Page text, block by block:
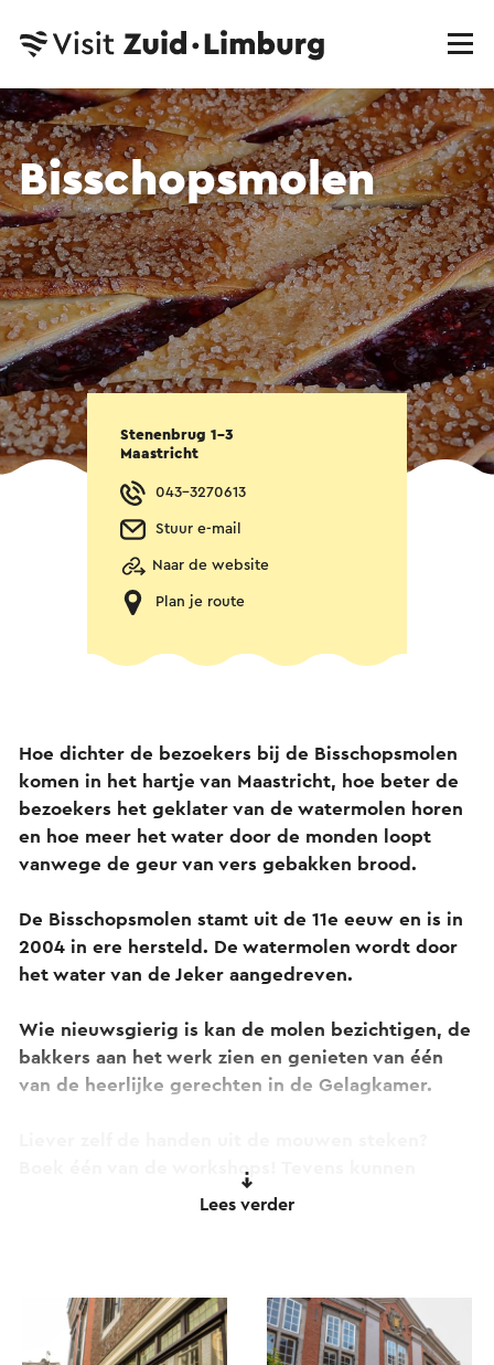
Bisschopsmolen
Stenenbrug 1-3
Maastricht
043-3270613
Stuur e-mail
Naar de website
Plan je route
Hoe dichter de bezoekers bij de Bisschopsmolen
komen in het hartje van Maastricht, hoe beter de
bezoekers het geklater van de watermolen horen
en hoe meer het water door de monden loopt
vanwege de geur van vers gebakken brood.
De Bisschopsmolen stamt uit de 11e eeuw en is in
2004 in ere hersteld. De watermolen wordt door
het water van de Jeker aangedreven.
Wie nieuwsgierig is kan de molen bezichtigen, de
bakkers aan het werk zien en genieten van één
van de heerlijke gerechten in de Gelagkamer.
Boek één van de workshops! Tevens kunnen
bezoekers terecht voor een bijzondere
Lees verder